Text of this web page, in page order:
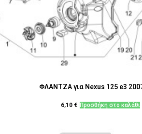
ΦΛΑΝΤΖΑ για Nexus 125 e3
6,10 € Προσθήκη στο καλάθι